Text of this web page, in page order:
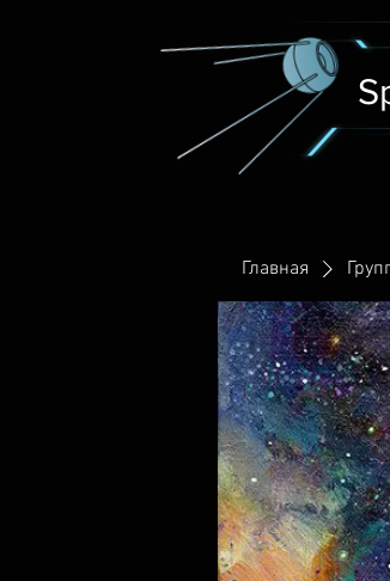
Главная